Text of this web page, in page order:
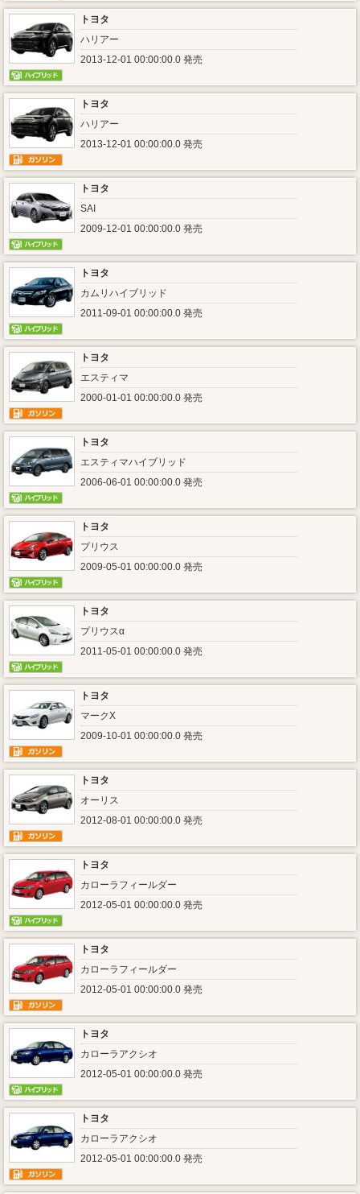
トヨタ
ハリアー
2013-12-01 00:00:00.0 発売
トヨタ
ハリアー
2013-12-01 00:00:00.0 発売
トヨタ
SAI
2009-12-01 00:00:00.0 発売
トヨタ
カムリハイブリッド
2011-09-01 00:00:00.0 発売
トヨタ
エスティマ
2000-01-01 00:00:00.0 発売
トヨタ
エスティマハイブリッド
2006-06-01 00:00:00.0 発売
トヨタ
プリウス
2009-05-01 00:00:00.0 発売
トヨタ
プリウスα
2011-05-01 00:00:00.0 発売
トヨタ
マークX
2009-10-01 00:00:00.0 発売
トヨタ
オーリス
2012-08-01 00:00:00.0 発売
トヨタ
カローラフィールダー
2012-05-01 00:00:00.0 発売
トヨタ
カローラフィールダー
2012-05-01 00:00:00.0 発売
トヨタ
カローラアクシオ
2012-05-01 00:00:00.0 発売
トヨタ
カローラアクシオ
2012-05-01 00:00:00.0 発売